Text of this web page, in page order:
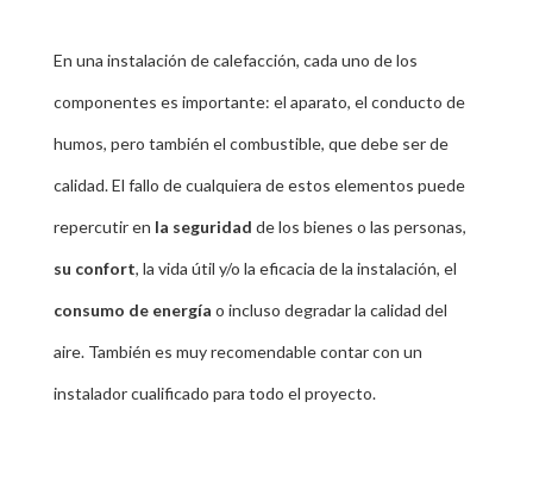
En una instalación de calefacción, cada uno de los
componentes es importante: el aparato, el conducto de
humos, pero también el combustible, que debe ser de
calidad. El fallo de cualquiera de estos elementos puede
repercutir en la seguridad de los bienes o las personas,
su confort, la vida útil y/o la eficacia de la instalación, el
consumo de energía o incluso degradar la calidad del
aire. También es muy recomendable contar con un
instalador cualificado para todo el proyecto.